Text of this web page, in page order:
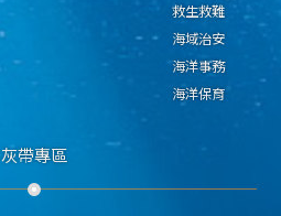
救生救難
海域治安
海洋事務
海洋保育
灰帶專區